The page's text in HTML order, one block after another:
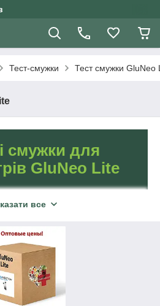
Тест-смужки Тест смужки GluNeo
смужки для
GluNeo Lite
Зрозумілі у використанні,
будь-якого віку.
Безболісна процедура.
Технологія GDH-FAD
закладена у розхідниках.
Для тесту вам
знадобиться маленька
крапля крові та 5 секунд!
все